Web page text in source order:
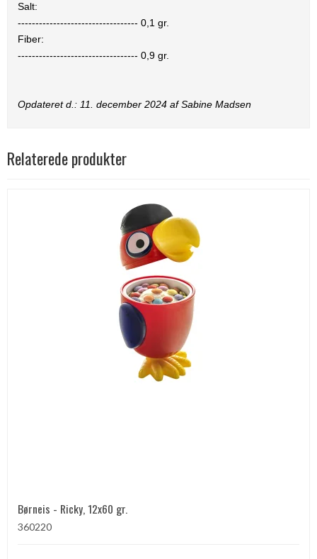
Salt:
---------------------------------- 0,1 gr.
Fiber:
---------------------------------- 0,9 gr.
Opdateret d.: 11. december 2024 af Sabine Madsen
Relaterede produkter
Børneis - Ricky, 12x60 gr.
360220